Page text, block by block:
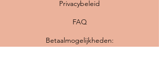
Privacybeleid
FAQ
Betaalmogelijkheden: